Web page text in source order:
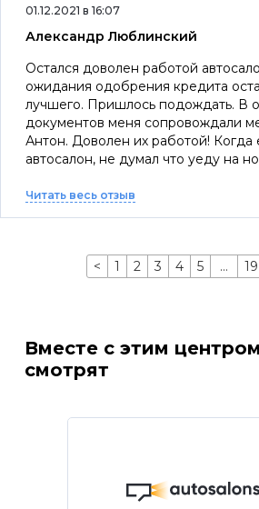
01.12.2021 в 16:07
Александр Люблинский
Остался доволен работой автосалона. Но
ожидания одобрения кредита
лучшего. Пришлось подождать. В оформлении
документов меня сопровождали
Антон. Доволен их работой! Когда ехал в данный
автосалон, не думал что уеду на
автосалоне на 28 километре
впарить старые автомобили! Больше спасибо
Читать весь отзыв
< 1 2 3 4 5 … 19
Вместе с этим
смотрят